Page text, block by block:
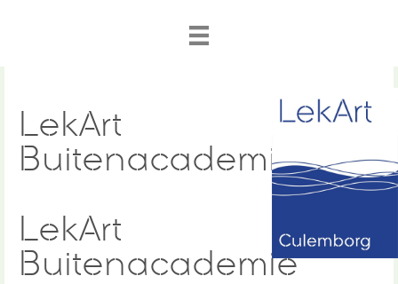
LekArt
Buitenacademie 2
LekArt
Buitenacademie